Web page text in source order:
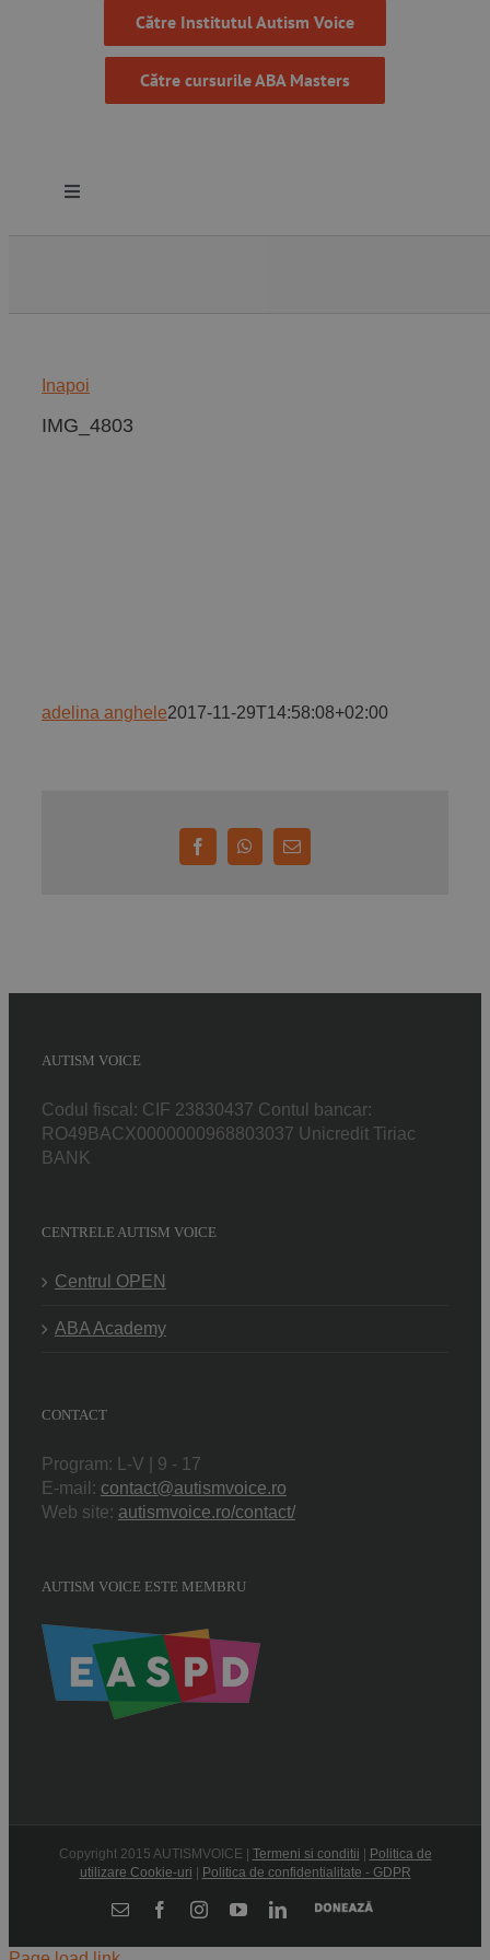
Către Institutul Autism Voice
Către cursurile ABA Masters
Toggle
Programe
Inapoi
IMG_4803
adelina anghele2017-11-29T14:58:08+02:00
FacebookWhatsApp
E-
AUTISM VOICE
Codul fiscal: CIF 23830437 Contul bancar:
RO49BACX0000000968803037 Unicredit Tiriac
BANK
CENTRELE AUTISM VOICE
Centrul OPEN
ABA Academy
CONTACT
Program: L-V | 9 - 17
E-mail: contact@autismvoice.ro
Web site: autismvoice.ro/contact/
AUTISM VOICE ESTE MEMBRU
Copyright 2015 AUTISMVOICE | Termeni si conditii | Politica de
utilizare Cookie-uri | Politica de confidentialitate - GDPR
E-
FacebookInstagramYouTubeLinkedIn
Donează